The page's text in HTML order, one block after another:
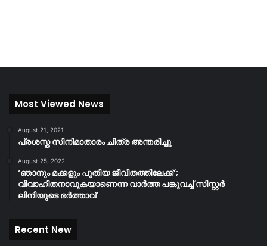
Most Viewed News
August 21, 2021
പ്രശസ്ത സിനിമാതാരം ചിത്ര അന്തരിച്ചു
August 25, 2022
‘ഞാനും മക്കളും പുതിയ ജീവിതത്തിലേക്ക്’;
വിവാഹിതനാവുകയാണെന്ന വാർത്ത പങ്കുവച്ച് സിസ്റ്റർ
ലിനിയുടെ ഭർത്താവ്
Recent New